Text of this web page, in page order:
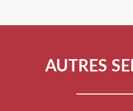
AUTRES